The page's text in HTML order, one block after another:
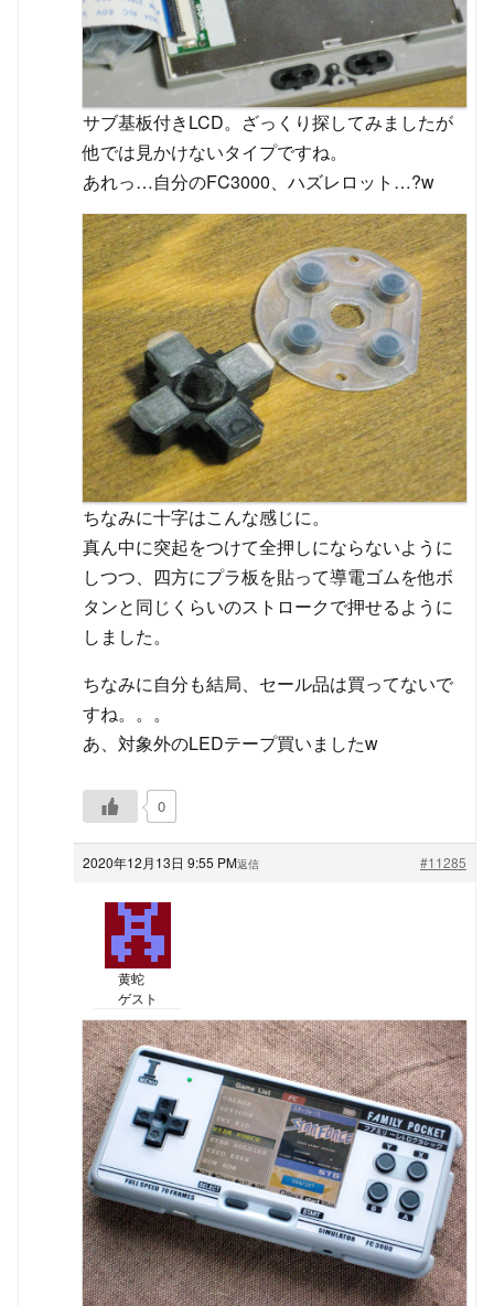
サブ基板付きLCD。ざっくり探してみましたが
他では見かけないタイプですね。
あれっ…自分のFC3000、ハズレロット…?w
ちなみに十字はこんな感じに。
真ん中に突起をつけて全押しにならないように
しつつ、四方にプラ板を貼って導電ゴムを他ボ
タンと同じくらいのストロークで押せるように
しました。
ちなみに自分も結局、セール品は買ってないで
すね。。。
あ、対象外のLEDテープ買いましたw
0
2020年12月13日 9:55 PM #11285
返信
黄蛇
ゲスト